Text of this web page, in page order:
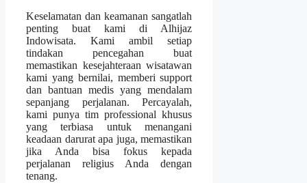
Keselamatan dan keamanan sangatlah
penting buat kami di Alhijaz
Indowisata. Kami ambil setiap
tindakan pencegahan buat
memastikan kesejahteraan wisatawan
kami yang bernilai, memberi support
dan bantuan medis yang mendalam
sepanjang perjalanan. Percayalah,
kami punya tim professional khusus
yang terbiasa untuk menangani
keadaan darurat apa juga, memastikan
jika Anda bisa fokus kepada
perjalanan religius Anda dengan
tenang.